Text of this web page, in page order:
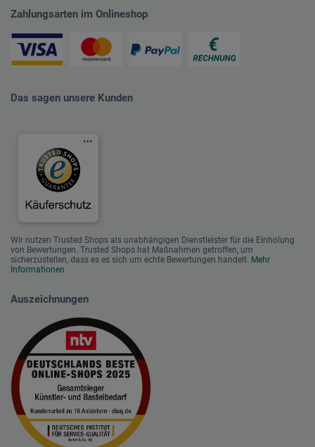
Zahlungsarten im Onlineshop
Das sagen unsere Kunden
Wir nutzen Trusted Shops als unabhängigen Dienstleister für die Einholung
von Bewertungen. Trusted Shops hat Maßnahmen getroffen, um
sicherzustellen, dass es es sich um echte Bewertungen handelt. Mehr
Informationen
Auszeichnungen